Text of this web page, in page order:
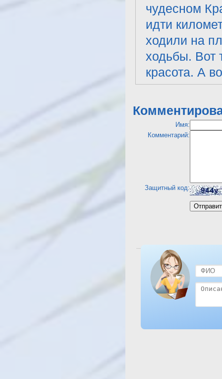
чудесном
идти
ходили на
ходьбы. Вот
красота. А
Имя:
Комментарий:
Защитный код:
Посмотреть отель